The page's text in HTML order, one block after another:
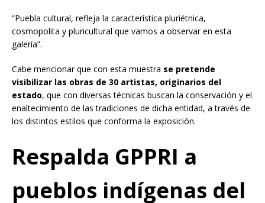
“Puebla cultural, refleja la característica pluriétnica,
cosmopolita y pluricultural que vamos a observar en esta
galería”.
Cabe mencionar que con esta muestra se pretende
visibilizar las obras de 30 artistas, originarios del
estado, que con diversas técnicas buscan la conservación y el
enaltecimiento de las tradiciones de dicha entidad, a través de
los distintos estilos que conforma la exposición.
Respalda GPPRI a
pueblos indígenas del